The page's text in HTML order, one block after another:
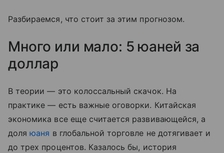
Разбираемся, что стоит за этим прогнозом.
Много или мало: 5 юаней за
доллар
В теории — это колоссальный скачок. На
практике — есть важные оговорки. Китайская
экономика все еще считается развивающейся, а
доляюаня в глобальной торговле не дотягивает и
до трех процентов. Казалось бы, история